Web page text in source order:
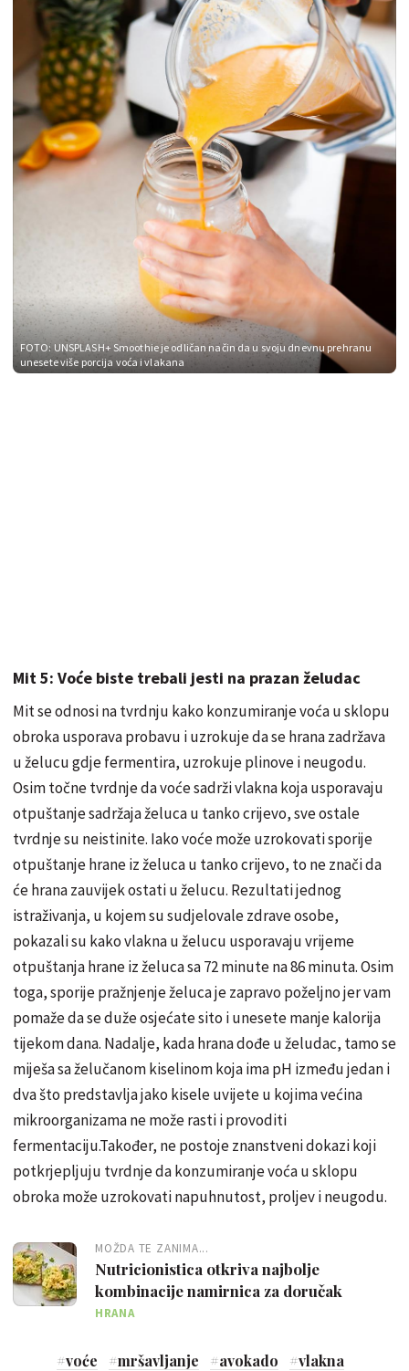
FOTO: UNSPLASH+Smoothie je odličan način da u svoju dnevnu prehranu
unesete više porcija voća i vlakana
Mit 5: Voće biste trebali jesti na prazan želudac
Mit se odnosi na tvrdnju kako konzumiranje voća u sklopu
obroka usporava probavu i uzrokuje da se hrana zadržava
u želucu gdje fermentira, uzrokuje plinove i neugodu.
Osim točne tvrdnje da voće sadrži vlakna koja usporavaju
otpuštanje sadržaja želuca u tanko crijevo, sve ostale
tvrdnje su neistinite. Iako voće može uzrokovati sporije
otpuštanje hrane iz želuca u tanko crijevo, to ne znači da
će hrana zauvijek ostati u želucu. Rezultati jednog
istraživanja, u kojem su sudjelovale zdrave osobe,
pokazali su kako vlakna u želucu usporavaju vrijeme
otpuštanja hrane iz želuca sa 72 minute na 86 minuta. Osim
toga, sporije pražnjenje želuca je zapravo poželjno jer vam
pomaže da se duže osjećate sito i unesete manje kalorija
tijekom dana. Nadalje, kada hrana dođe u želudac, tamo se
miješa sa želučanom kiselinom koja ima pH između jedan i
dva što predstavlja jako kisele uvijete u kojima većina
mikroorganizama ne može rasti i provoditi
fermentaciju.Također, ne postoje znanstveni dokazi koji
potkrjepljuju tvrdnje da konzumiranje voća u sklopu
obroka može uzrokovati napuhnutost, proljev i neugodu.
MOŽDA TE ZANIMA...
Nutricionistica otkriva najbolje
kombinacije namirnica za doručak
HRANA
#voće #mršavljanje #avokado #vlakna